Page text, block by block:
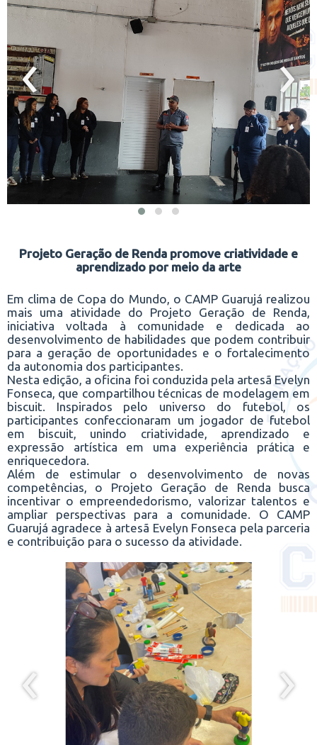
‹ ›
Projeto Geração de Renda promove criatividade e
aprendizado por meio da arte
Em clima de Copa do Mundo, o CAMP Guarujá realizou
mais uma atividade do Projeto Geração de Renda,
iniciativa voltada à comunidade e dedicada ao
desenvolvimento de habilidades que podem contribuir
para a geração de oportunidades e o fortalecimento
da autonomia dos participantes.
Nesta edição, a oficina foi conduzida pela artesã Evelyn
Fonseca, que compartilhou técnicas de modelagem em
biscuit. Inspirados pelo universo do futebol, os
participantes confeccionaram um jogador de futebol
em biscuit, unindo criatividade, aprendizado e
expressão artística em uma experiência prática e
enriquecedora.
Além de estimular o desenvolvimento de novas
competências, o Projeto Geração de Renda busca
incentivar o empreendedorismo, valorizar talentos e
ampliar perspectivas para a comunidade. O CAMP
Guarujá agradece à artesã Evelyn Fonseca pela parceria
e contribuição para o sucesso da atividade.
‹ ›